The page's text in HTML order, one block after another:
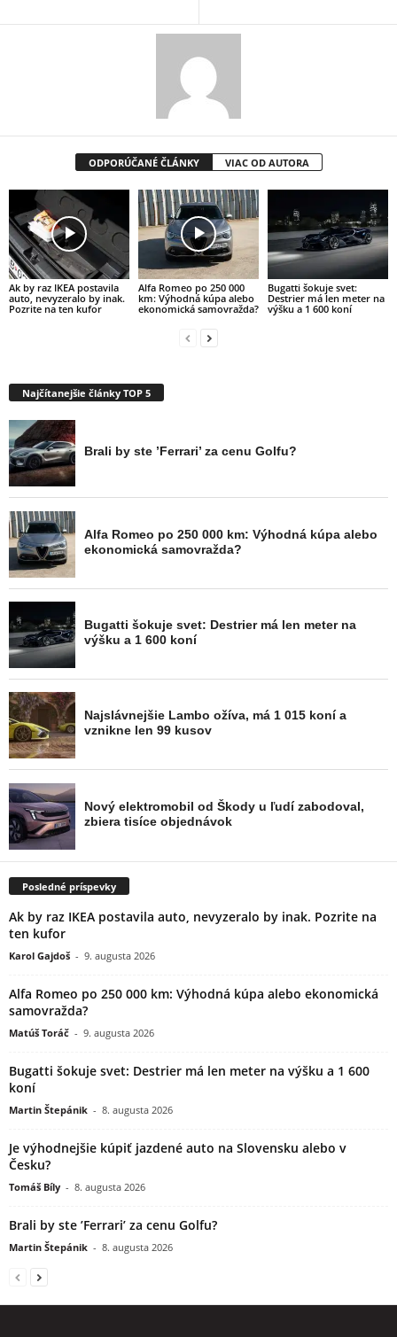
ODPORÚČANÉ ČLÁNKY VIAC OD AUTORA
Ak by raz IKEA postavila
auto, nevyzeralo by inak.
Pozrite na ten kufor
Alfa Romeo po 250 000
km: Výhodná kúpa alebo
ekonomická samovražda?
Bugatti šokuje svet:
Destrier má len meter na
výšku a 1 600 koní
Najčítanejšie články TOP 5
Posledné príspevky
Ak by raz IKEA postavila auto, nevyzeralo by inak. Pozrite na
ten kufor
Karol Gajdoš - 9. augusta 2026
Alfa Romeo po 250 000 km: Výhodná kúpa alebo ekonomická
samovražda?
Matúš Toráč - 9. augusta 2026
Bugatti šokuje svet: Destrier má len meter na výšku a 1 600
koní
Martin Štepánik - 8. augusta 2026
Je výhodnejšie kúpiť jazdené auto na Slovensku alebo v
Česku?
Tomáš Bíly - 8. augusta 2026
Brali by ste ’Ferrari’ za cenu Golfu?
Martin Štepánik - 8. augusta 2026